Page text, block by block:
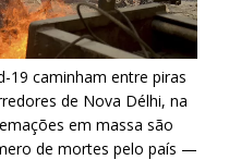
19 caminham entre piras
de Nova Délhi, na
em massa são
de mortes pelo país —